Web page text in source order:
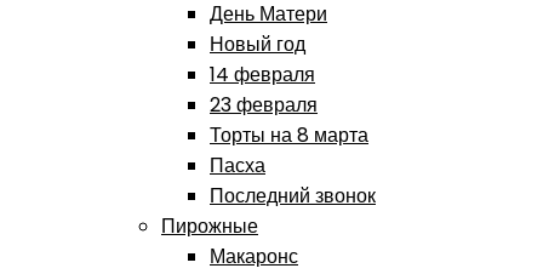
День Матери
Новый год
14 февраля
23 февраля
Торты на 8 марта
Пасха
Последний звонок
Пирожные
Макаронс